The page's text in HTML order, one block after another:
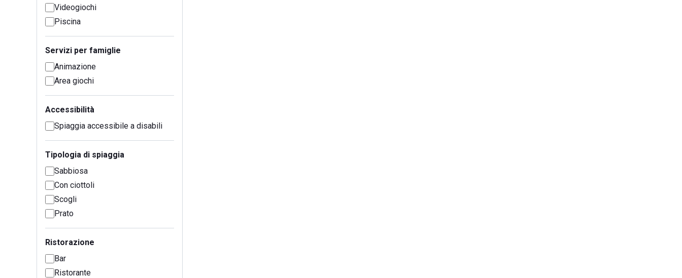
Videogiochi
Piscina
Servizi per famiglie
Animazione
Area giochi
Accessibilità
Spiaggia accessibile a disabili
Tipologia di spiaggia
Sabbiosa
Con ciottoli
Scogli
Prato
Ristorazione
Bar
Ristorante